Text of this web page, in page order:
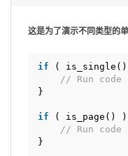
这是为了演示不同类型的
if
(
// Run
}
if
( is_page()
// Run
}